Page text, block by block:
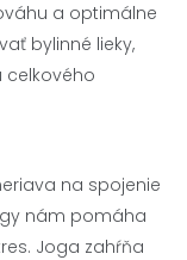
a optimálne
bylinné lieky,
na spojenie
nám pomáha
Joga zahŕňa